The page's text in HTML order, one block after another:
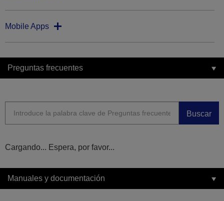
Mobile Apps
Preguntas frecuentes
Buscar
Cargando... Espera, por favor...
Manuales y documentación